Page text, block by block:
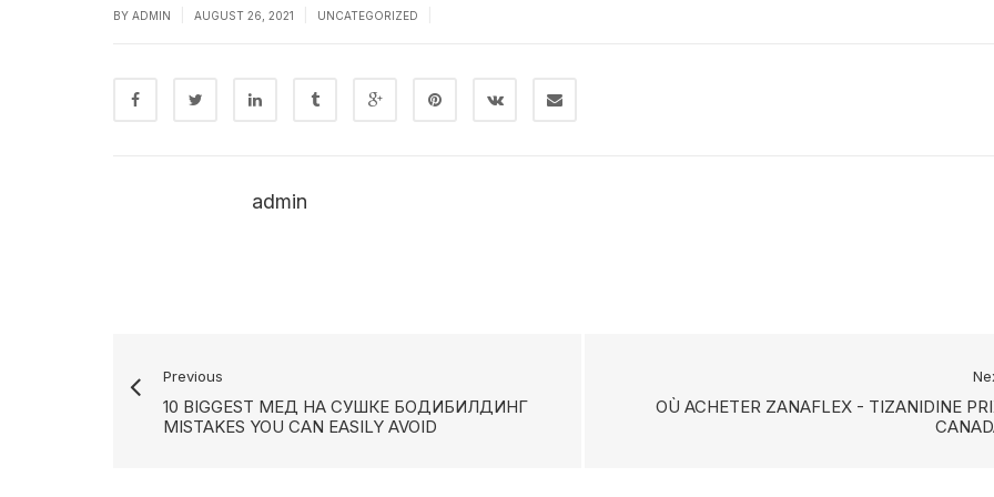
BY ADMIN AUGUST 26, 2021 UNCATEGORIZED
admin
Previous
10 BIGGEST МЕД НА СУШКЕ БОДИБИЛДИНГ
MISTAKES YOU CAN EASILY AVOID
OÙ ACHETER ZANAFLEX - TIZANIDINE